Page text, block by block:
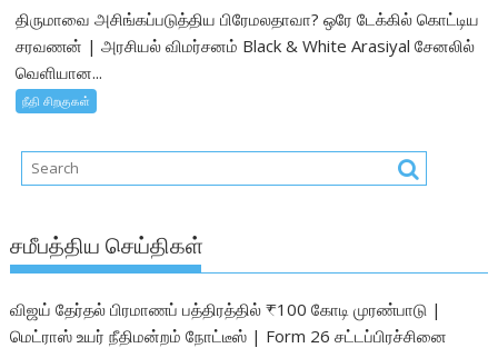
திருமாவை அசிங்கப்படுத்திய பிரேமலதாவா? ஒரே டேக்கில் கொட்டிய
சரவணன் | அரசியல் விமர்சனம் Black & White Arasiyal சேனலில்
வெளியான...
நீதி சிறகுகள்
சமீபத்திய செய்திகள்
விஜய் தேர்தல் பிரமாணப் பத்திரத்தில் ₹100 கோடி முரண்பாடு |
மெட்ராஸ் உயர் நீதிமன்றம் நோட்டீஸ் | Form 26 சட்டப்பிரச்சினை